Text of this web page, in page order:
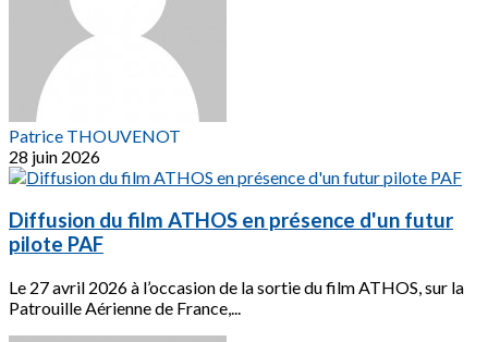
Patrice THOUVENOT
28 juin 2026
Diffusion du film ATHOS en présence d'un futur
pilote PAF
Le 27 avril 2026 à l’occasion de la sortie du film ATHOS, sur la
Patrouille Aérienne de France,...